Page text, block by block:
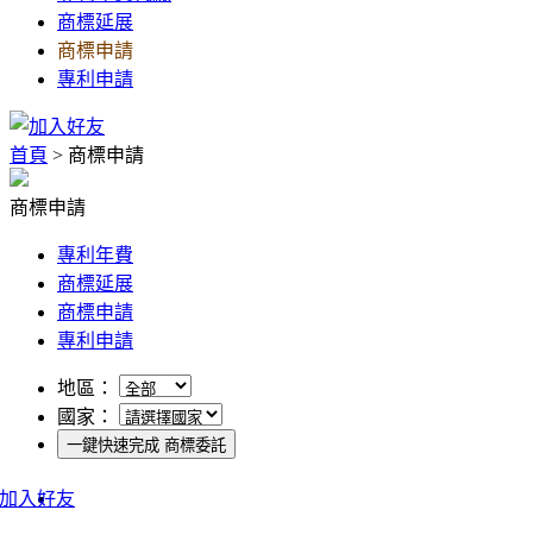
商標延展
商標申請
專利申請
首頁 > 商標申請
商標申請
專利年費
商標延展
商標申請
專利申請
地區：
國家：
一鍵快速完成 商標委託